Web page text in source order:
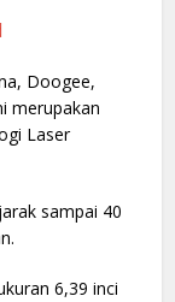
Doogee,
merupakan
Laser
sampai 40
6,39 inci